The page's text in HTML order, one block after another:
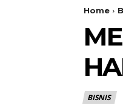
Home
BISNIS